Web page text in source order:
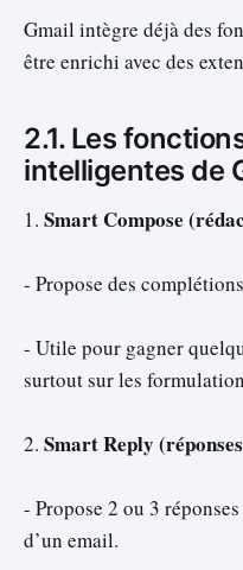
Gmail intègre déjà des
être enrichi avec des
2.1. Les
intelligentes de
1. Smart Compose
- Propose des
- Utile pour gagner
surtout sur les
2. Smart Reply
- Propose 2 ou 3
d’un email.